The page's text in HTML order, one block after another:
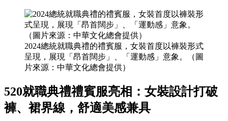
2024總統就職典禮的禮賓服，女裝首度以褲裝形式
呈現，展現「昂首闊步」、「運動感」意象。（圖
片來源：中華文化總會提供）
520就職典禮禮賓服亮相：女裝設計打破
褲、裙界線，舒適美感兼具